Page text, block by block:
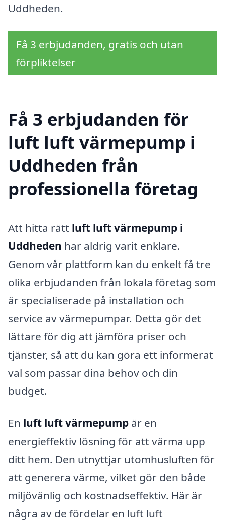
Uddheden.
Få 3 erbjudanden, gratis och utan
förpliktelser
Få 3 erbjudanden för
luft luft värmepump i
Uddheden från
professionella företag
Att hitta rätt luft luft värmepump i
Uddheden har aldrig varit enklare.
Genom vår plattform kan du enkelt få tre
olika erbjudanden från lokala företag som
är specialiserade på installation och
service av värmepumpar. Detta gör det
lättare för dig att jämföra priser och
tjänster, så att du kan göra ett informerat
val som passar dina behov och din
budget.
En luft luft värmepump är en
energieffektiv lösning för att värma upp
ditt hem. Den utnyttjar utomhusluften för
att generera värme, vilket gör den både
miljövänlig och kostnadseffektiv. Här är
några av de fördelar en luft luft